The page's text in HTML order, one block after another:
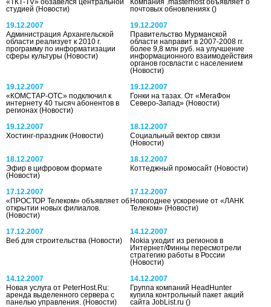
студией (Новости)
почтовых обновлениях()
19.12.2007
Администрация Архангельской
области реализует к 2010 г.
программу по информатизации
сферы культуры (Новости)
19.12.2007
Правительство Мурманской
области направит в 2007-2008 гг.
более 9,8 млн руб. на улучшение
информационного взаимодействия
органов госвласти с населением
(Новости)
19.12.2007
«КОМСТАР-ОТС» подключил к
интернету 40 тысяч абонентов в
регионах (Новости)
19.12.2007
Гонки на тазах. От «МегаФон
Северо-Запад»(Новости)
19.12.2007
Хостинг-праздник (Новости)
18.12.2007
Социальный вектор связи
(Новости)
18.12.2007
Эфир в цифровом формате
(Новости)
18.12.2007
Коттеджный промосайт(Новости)
17.12.2007
«ПРОСТОР Телеком» объявляет об
открытии новых филиалов.
(Новости)
17.12.2007
Новогоднее ускорение от «ЛАНК
Телеком»(Новости)
17.12.2007
Веб для строительства (Новости)
14.12.2007
Nokia уходит из регионов в
Интернет/Финны пересмотрели
стратегию работы в России
(Новости)
14.12.2007
Новая услуга от PeterHost.Ru:
аренда выделенного сервера с
панелью управления. (Новости)
14.12.2007
Группа компаний HeadHunter
купила контрольный пакет акций
сайта JobList.ru()